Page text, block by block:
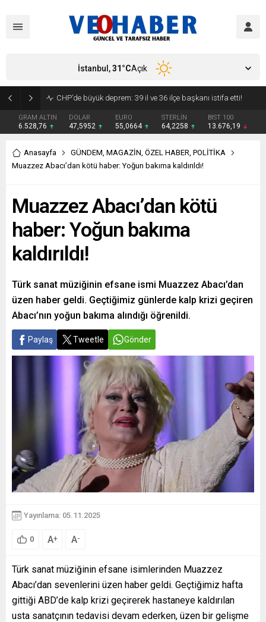
GRAM ALTIN
6.528,76
DOLAR
47,5952
EURO
55,0664
STERLİN
64,2258
BIST 100
13.676,19
İstanbul,31°CAçık
Anasayfa GÜNDEM, MAGAZİN, ÖZEL HABER, POLİTİKA
Muazzez Abacı’dan kötü haber: Yoğun bakıma kaldırıldı!
Muazzez Abacı’dan kötü
haber: Yoğun bakıma
kaldırıldı!
Türk sanat müziğinin efsane ismi Muazzez Abacı’dan
üzen haber geldi. Geçtiğimiz günlerde kalp krizi geçiren
Abacı’nın yoğun bakıma alındığı öğrenildi.
Paylaş Tweetle Gönder
Yayınlama: 05.11.2025
0 A+ A-
Türk sanat müziğinin efsane isimlerinden Muazzez
Abacı’dan sevenlerini üzen haber geldi. Geçtiğimiz hafta
gittiği ABD’de kalp krizi geçirerek hastaneye kaldırılan
usta sanatçının tedavisi devam ederken, üzen bir gelişme